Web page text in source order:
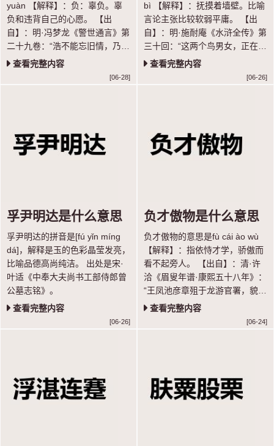
yuàn 【解释】：负：辜负。辜
负和违背自己的心愿。 【出
自】：明·冯梦龙《警世通言》第
二十九卷：“浩不能忘旧情，乃遣
惠寂密告莺曰：‘浩非负心，实被
季父所逼，复与孙氏结亲，负心
查看完整内容
[06-28]
bì 【解释】：抚摸着墙壁。比喻
言论主张比较软弱平庸。 【出
自】：明·施耐庵《水浒全传》第
三十回：“这两个鸟男女，正在缸
里扶墙摸壁扎挣。”
查看完整内容
[06-26]
孚尹明达是什么意思
孚尹明达的拼音是[fú yǐn míng
dá]，解释是玉的色彩晶莹发亮，
比喻品德高尚纯洁。 出处是宋·
叶适《中奉大夫尚书工部侍郎曾
公墓志铭》。
查看完整内容
[06-26]
负才傲物是什么意思
负才傲物的意思是fù cái ào wù
【解释】：指依恃才学，骄傲而
看不起旁人。 【出自】：清·许
洽《眉叟年谱·康熙五十八年》：
“王凤池彦章殂于龙游官署，貌癯
猥琐；陈思洛殂于湖广学院署；
张自服于徽州馆，皆负才傲物者
查看完整内容
[06-24]